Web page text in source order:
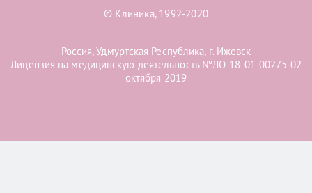
© Клиника, 1992-2020
Россия, Удмуртская Республика, г. Ижевск
Лицензия на медицинскую деятельность №ЛО-18-01-00275 02
октября 2019